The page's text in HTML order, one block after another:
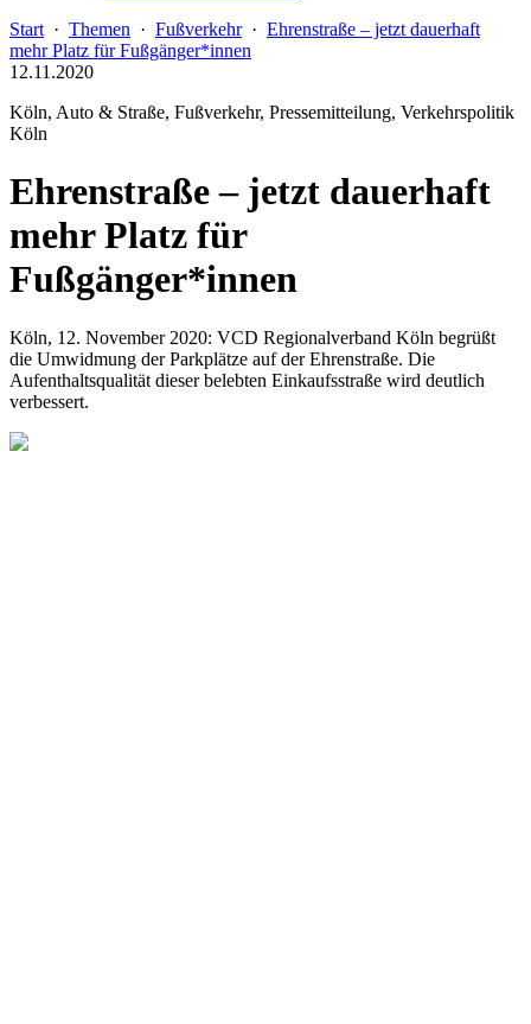
Start · Themen · Fußverkehr· Ehrenstraße – jetzt dauerhaft
mehr Platz für Fußgänger*innen
12.11.2020
Köln, Auto & Straße, Fußverkehr, Pressemitteilung, Verkehrspolitik
Köln
Ehrenstraße – jetzt dauerhaft
mehr Platz für
Fußgänger*innen
Köln, 12. November 2020: VCD Regionalverband Köln begrüßt
die Umwidmung der Parkplätze auf der Ehrenstraße. Die
Aufenthaltsqualität dieser belebten Einkaufsstraße wird deutlich
verbessert.